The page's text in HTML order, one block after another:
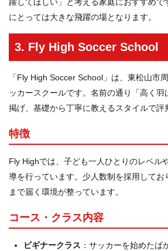
にとっては大きな飛躍の場となります。
3. Fly High Soccer School
「Fly High Soccer School」は、東松山市
ッカースクールです。名前の通り「高く羽
掲げ、基礎から丁寧に教えるスタイルで評
特徴
Fly Highでは、子ども一人ひとりのレベル
導を行っています。少人数制を採用してお
まで届く環境が整っています。
コース・クラス内容
ビギナークラス ：サッカーを始めたば